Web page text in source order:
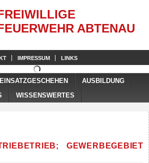
ABTENAU
IMPRESSUM LINKS
EINSATZGESCHEHEN
AUSBILDUNG
WISSENSWERTES
GEWERBEGEBIET